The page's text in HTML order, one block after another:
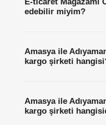
edebilir miyim?
Amasya ile
kargo şirketi
Amasya ile
kargo şirketi